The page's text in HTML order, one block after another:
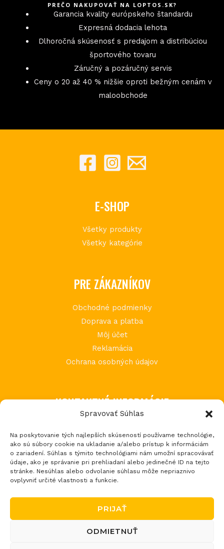
Spravovať Súhlas
Na poskytovanie tých najlepších skúseností používame technológie,
ako sú súbory cookie na ukladanie a/alebo prístup k informáciám
o zariadení. Súhlas s týmito technológiami nám umožní spracovávať
údaje, ako je správanie pri prehliadaní alebo jedinečné ID na tejto
stránke. Nesúhlas alebo odvolanie súhlasu môže nepriaznivo
ovplyvniť určité vlastnosti a funkcie.
PRIJAŤ
ODMIETNUŤ
PREČO NAKUPOVAŤ NA LOPTOS.SK?
Garancia kvality európskeho štandardu
Expresná dodacia lehota
Dlhoročná skúsenosť s predajom a distribúciou
športového tovaru
Záručný a pozáručný servis
Ceny o 20 až 40 % nižšie oproti bežným cenám v
maloobchode
E-SHOP
Všetky produkty
Všetky kategórie
PRE ZÁKAZNÍKOV
Obchodné podmienky
Doprava a platba
Môj účet
Reklamácia
Ochrana osobných údajov
KONTAKTNÉ INFORMÁCIE
Považská Teplá 602
017 05 Považská Bystrica 5
tel.: +421 903 232 273
email: loptos@loptos.sk